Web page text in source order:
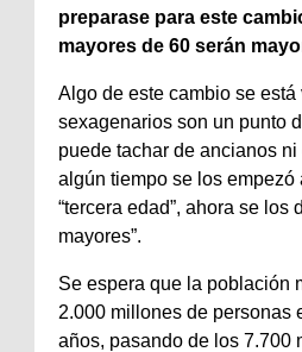
preparase para este
mayores de 60 serán
Algo de este cambio se
sexagenarios son un punto
puede tachar de ancianos
algún tiempo se los empezó
“tercera edad”, ahora se los
mayores”.
Se espera que la población
2.000 millones de personas
años, pasando de los 7.700